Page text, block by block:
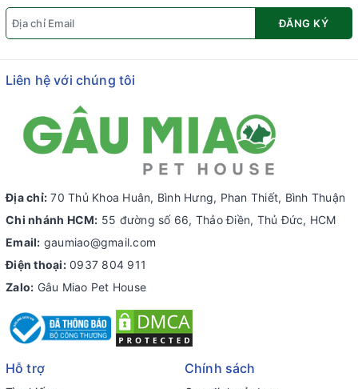
ĐĂNG KÝ
Liên hệ với chúng tôi
Địa chỉ: 70 Thủ Khoa Huân, Bình Hưng, Phan Thiết, Bình Thuận
Chi nhánh HCM: 55 đường số 66, Thảo Điền, Thủ Đức, HCM
Email: gaumiao@gmail.com
Điện thoại: 0937 804 911
Zalo: Gâu Miao Pet House
Hỗ trợ Chính sách